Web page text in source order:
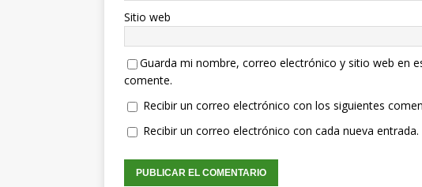
Sitio web
Guarda mi nombre, correo electrónico y sitio web en
comente.
Recibir un correo electrónico con los siguientes
Recibir un correo electrónico con cada nueva entrada.